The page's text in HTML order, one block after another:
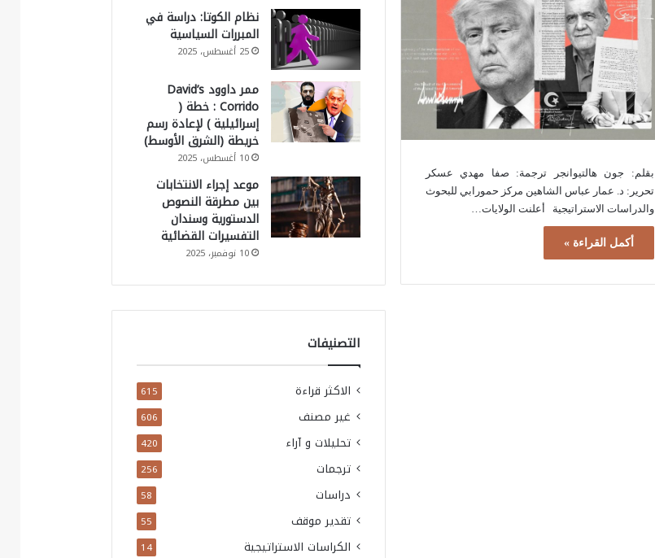
بقلم: جون هالتيوانجر ترجمة: صفا مهدي عسكر
تحرير: د. عمار عباس الشاهين مركز حمورابي للبحوث
والدراسات الاستراتيجية أعلنت الولايات…
أكمل القراءة »
نظام الكوتا: دراسة في
المبررات السياسية
25 أغسطس، 2025
ممر داوود David’s
Corrido : خطة (
إسرائيلية ) لإعادة رسم
خريطة (الشرق الأوسط)
10 أغسطس، 2025
موعد إجراء الانتخابات
بين مطرقة النصوص
الدستورية وسندان
التفسيرات القضائية
10 نوفمبر، 2025
التصنيفات
الاكثر قراءة 615
غير مصنف 606
تحليلات و آراء 420
ترجمات 256
دراسات 58
تقدير موقف 55
الكراسات الاستراتيجية 14